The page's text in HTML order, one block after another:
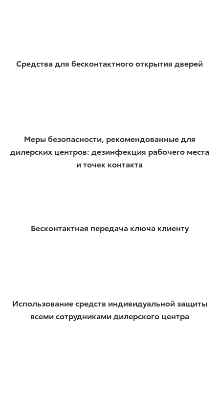
Средства для бесконтактного открытия дверей
Меры безопасности, рекомендованные для
дилерских центров: дезинфекция рабочего места
и точек контакта
Бесконтактная передача ключа клиенту
Использование средств индивидуальной защиты
всеми сотрудниками дилерского центра